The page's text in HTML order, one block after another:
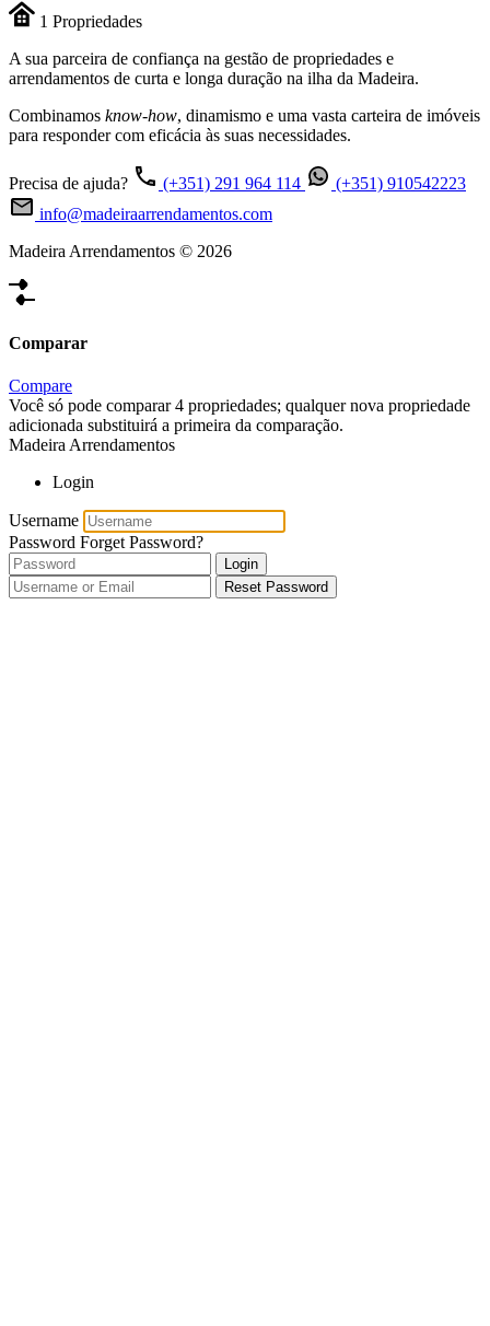
1 Propriedades
A sua parceira de confiança na gestão de propriedades e
arrendamentos de curta e longa duração na ilha da Madeira.
Combinamos know-how, dinamismo e uma vasta carteira de imóveis
para responder com eficácia às suas necessidades.
Precisa de ajuda? (+351) 291 964 114
(+351) 910542223
info@madeiraarrendamentos.com
Madeira Arrendamentos © 2026
Comparar
Compare
Você só pode comparar 4 propriedades; qualquer nova propriedade
adicionada substituirá a primeira da comparação.
Madeira Arrendamentos
Login
Username
Password Forget Password?
Login
Reset Password